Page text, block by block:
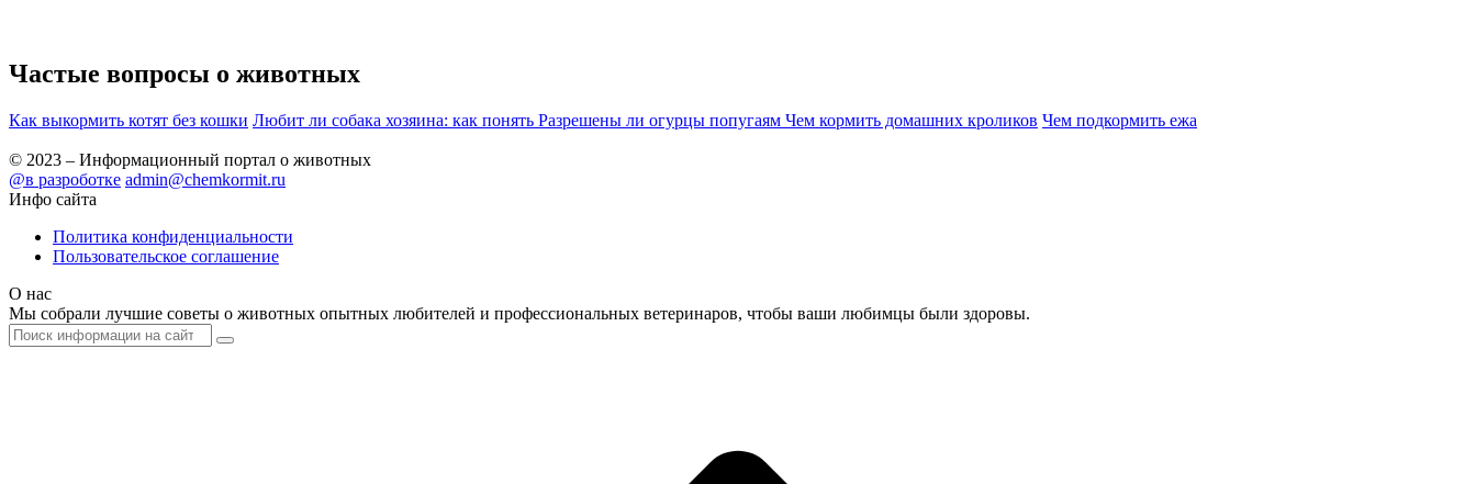
Частые вопросы о животных
Как выкормить котят без кошки Любит ли собака хозяина: как понять Разрешены ли огурцы попугаям Чем кормить домашних кроликов Чем подкормить ежа
© 2023 – Информационный портал о животных
@в разроботке admin@chemkormit.ru
Инфо сайта
Политика конфиденциальности
Пользовательское соглашение
О нас
Мы собрали лучшие советы о животных опытных любителей и профессиональных ветеринаров, чтобы ваши любимцы были здоровы.